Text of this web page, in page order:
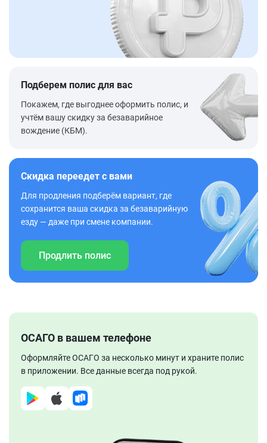
Подберем полис для вас
Покажем, где выгоднее оформить полис, и
учтём вашу скидку за безаварийное
вождение (КБМ).
Скидка переедет с вами
Для продления подберём вариант, где
сохранится ваша скидка за безаварийную
езду — даже при смене компании.
Продлить полис
ОСАГО в вашем телефоне
Оформляйте ОСАГО за несколько минут и храните полис
в приложении. Все данные всегда под рукой.